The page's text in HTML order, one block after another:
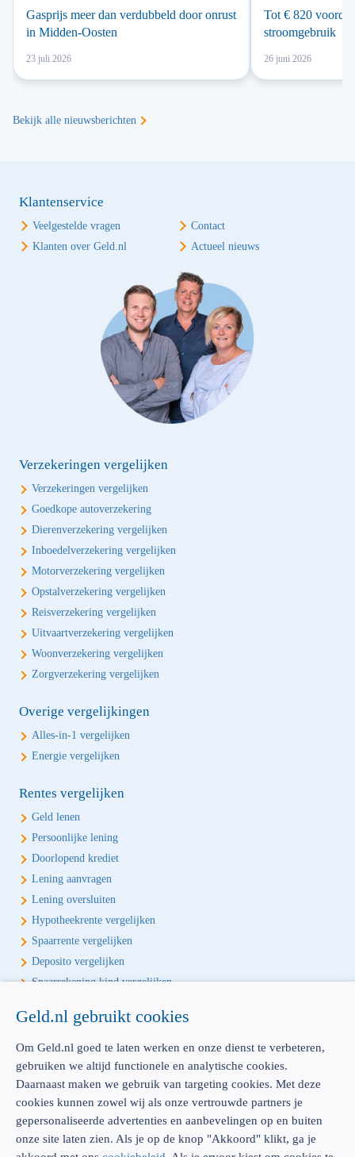
Gasprijs meer dan verdubbeld door onrust
in Midden-Oosten
23 juli 2026
Tot € 820
stroomgebruik
26 juni 2026
Bekijk alle nieuwsberichten
Klantenservice
Veelgestelde vragen
Contact
Klanten over Geld.nl
Actueel nieuws
Verzekeringen vergelijken
Verzekeringen vergelijken
Goedkope autoverzekering
Dierenverzekering vergelijken
Inboedelverzekering vergelijken
Motorverzekering vergelijken
Opstalverzekering vergelijken
Reisverzekering vergelijken
Uitvaartverzekering vergelijken
Woonverzekering vergelijken
Zorgverzekering vergelijken
Overige vergelijkingen
Alles-in-1 vergelijken
Energie vergelijken
Rentes vergelijken
Geld lenen
Persoonlijke lening
Doorlopend krediet
Lening aanvragen
Lening oversluiten
Hypotheekrente vergelijken
Spaarrente vergelijken
Deposito vergelijken
Spaarrekening kind vergelijken
Écht onafhankelijk vergelijken
Geld.nl is de écht onafhankelijke vergelijker voor je verzekeringen en
bankproducten. Vergelijk, kies het beste product voor jou en betaal
geen euro te veel!
Geld.nl gebruikt cookies
Om Geld.nl goed te laten werken en onze dienst te verbeteren,
gebruiken we altijd functionele en analytische cookies.
Daarnaast maken we gebruik van targeting cookies. Met deze
cookies kunnen zowel wij als onze vertrouwde partners je
gepersonaliseerde advertenties en aanbevelingen op en buiten
onze site laten zien. Als je op de knop "Akkoord" klikt, ga je